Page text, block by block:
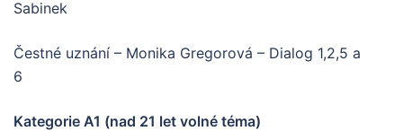
Sabinek
Čestné uznání – Monika Gregorová – Dialog 1,2,5 a
6
Kategorie A1 (nad 21 let volné téma)